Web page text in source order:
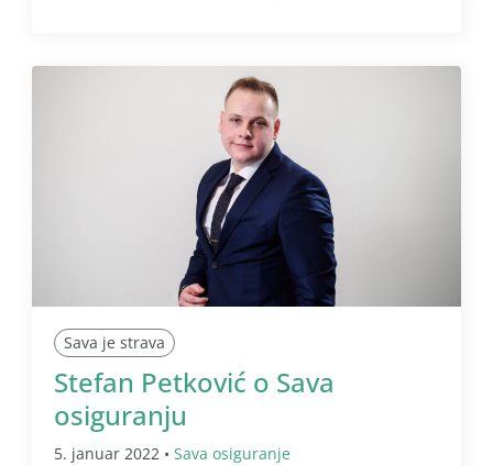
Sava je strava
Stefan Petković o Sava
osiguranju
5. januar 2022 • Sava osiguranje